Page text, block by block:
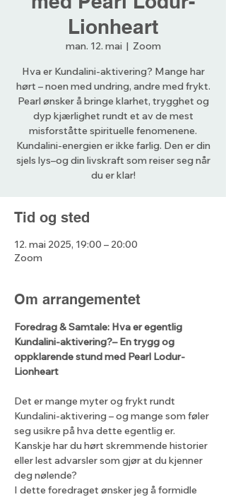
Lionheart
man. 12. mai
  |
Zoom
Hva er Kundalini-aktivering? Mange har
hørt – noen med undring, andre med frykt.
Pearl ønsker å bringe klarhet, trygghet og
dyp kjærlighet rundt et av de mest
misforståtte spirituelle fenomenene.
Kundalini-energien er ikke farlig. Den er din
sjels lys–og din livskraft som reiser seg når
du er klar!
Tid og sted
12. mai 2025, 19:00 – 20:00
Zoom
Om arrangementet
Foredrag & Samtale: Hva er egentlig
Kundalini-aktivering?– En trygg og
oppklarende stund med Pearl Lodur-
Lionheart
Det er mange myter og frykt rundt
Kundalini-aktivering – og mange som føler
seg usikre på hva dette egentlig er.
Kanskje har du hørt skremmende historier
eller lest advarsler som gjør at du kjenner
deg nølende?
I dette foredraget ønsker jeg å formidle